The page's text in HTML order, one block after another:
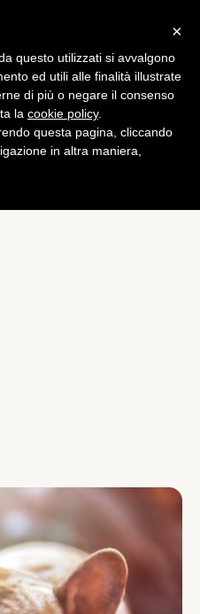
×
questo utilizzati si avvalgono
ed utili alle finalità illustrate
di più o negare il consenso
la cookie policy.
questa pagina, cliccando
in altra maniera,